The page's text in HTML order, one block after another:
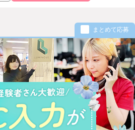
まとめて応募